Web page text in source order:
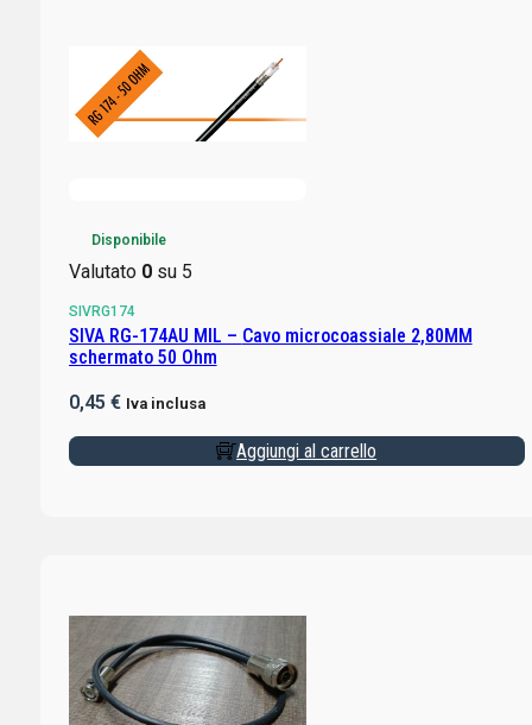
Disponibile
Valutato 0su 5
SIVRG174
SIVA RG-174AU MIL – Cavo microcoassiale 2,80MM
schermato 50 Ohm
0,45 € Iva inclusa
Aggiungi al carrello